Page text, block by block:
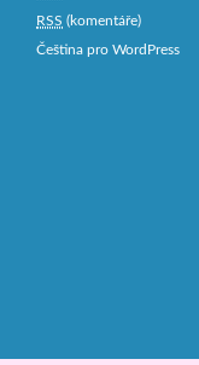
RSS (komentáře)
Čeština pro WordPress